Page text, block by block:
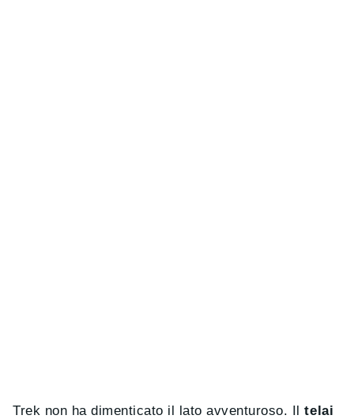
Trek non ha dimenticato il lato avventuroso. Iltelai